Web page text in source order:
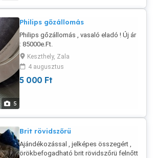
5
Philips gőzállomás
Philips gőzállomás , vasaló eladó ! Új ár
: 85000e.Ft.
Keszthely, Zala
4 augusztus
5 000 Ft
Brit rövidszőrü
Ajándékozással , jelképes összegért ,
örökbefogadható brit rövidszőrü felnőtt